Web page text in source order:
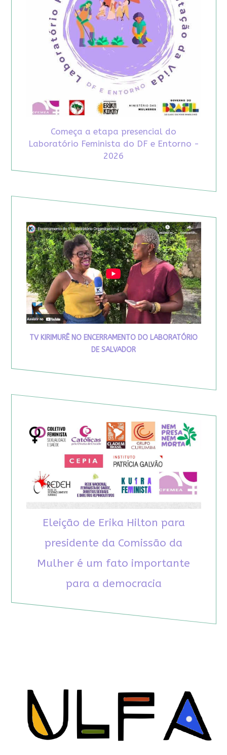
Começa a etapa presencial do
Laboratório Feminista do DF e Entorno -
2026
TV KIRIMURÊ NO ENCERRAMENTO DO LABORATÓRIO
DE SALVADOR
Eleição de Erika Hilton para
presidente da Comissão da
Mulher é um fato importante
para a democracia